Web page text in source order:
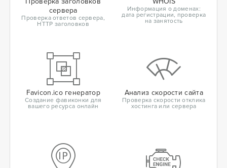
сервера
Проверка ответов сервера,
HTTP заголовков
Информация о доменах:
дата регистрации, проверка
на занятость
Favicon.ico генератор
Создание фавиконки для
вашего ресурса онлайн
Анализ скорости сайта
Проверка скорости отклика
хостинга или сервера